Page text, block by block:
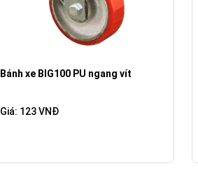
Bánh xe BIG100 PU ngang vít
Giá: 123 VNĐ